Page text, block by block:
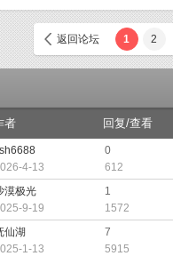
1 2
返回论坛
者 回复/查看
4-13
0
612
漠极光
9-19
1
1572
仙湖
1-13
7
5915